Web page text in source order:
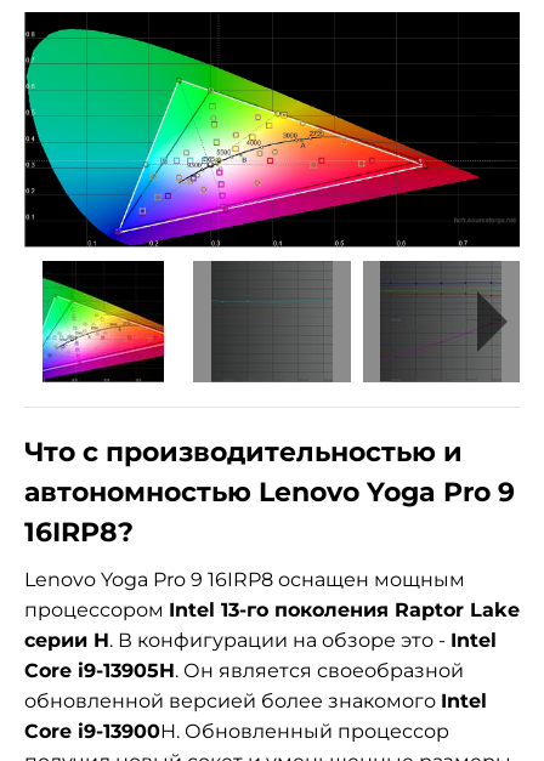
Что с производительностью и
автономностью Lenovo Yoga Pro 9
16IRP8?
Lenovo Yoga Pro 9 16IRP8 оснащен мощным
процессором Intel 13-го поколения Raptor Lake
серии H. В конфигурации на обзоре это - Intel
Core i9-13905H. Он является своеобразной
обновленной версией более знакомого Intel
Core i9-13900H. Обновленный процессор